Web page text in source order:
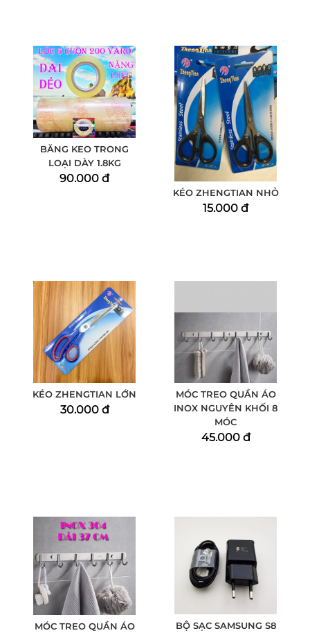
BĂNG KEO TRONG
LOẠI DÀY 1.8KG
90.000 đ
KÉO ZHENGTIAN NHỎ
15.000 đ
KÉO ZHENGTIAN LỚN
30.000 đ
MÓC TREO QUẦN ÁO
INOX NGUYÊN KHỐI 8
MÓC
45.000 đ
MÓC TREO QUẦN ÁO
BỘ SẠC SAMSUNG S8